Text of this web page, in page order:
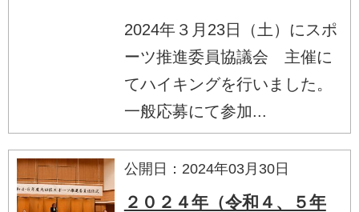
2024年３月23日（土）にスポ
ーツ推進委員協議会 主催に
てハイキングを行いました。
一般応募にて参加...
公開日：2024年03月30日
２０２４年（令和４、５年